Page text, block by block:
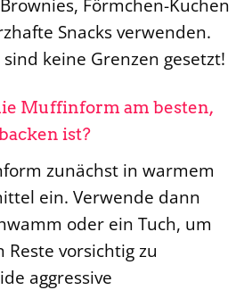
Förmchen-Kuchen
Snacks verwenden.
keine Grenzen gesetzt!
Muffinform am besten,
ist?
zunächst in warmem
ein. Verwende dann
oder ein Tuch, um
vorsichtig zu
aggressive